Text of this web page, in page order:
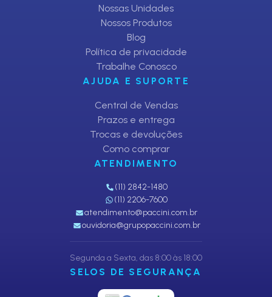
Nossas Unidades
Nossos Produtos
Blog
Política de privacidade
Trabalhe Conosco
AJUDA E SUPORTE
Central de Vendas
Prazos e entrega
Trocas e devoluções
Como comprar
ATENDIMENTO
(11) 2842-1480
(11) 2206-7600
atendimento@paccini.com.br
ouvidoria@grupopaccini.com.br
Segunda a Sexta, das 8:00 às 18:00
SELOS DE SEGURANÇA